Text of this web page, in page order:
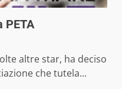
PETA
altre star, ha deciso
che tutela...